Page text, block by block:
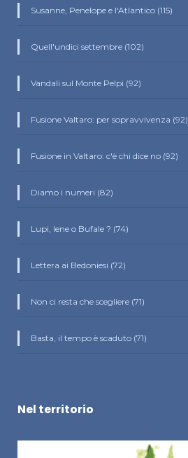
Susanne, Penelope e l'Atlantico (115)
Quell'undici settembre (102)
Vandali sul Monte Pelpi (92)
Fusione Valtaro: per sopravvivenza (92)
Fusione in Valtaro: c'è chi dice no (92)
Diamo i numeri (82)
Lupi, Iene o Bufale ? (74)
Lettera ai Bedoniesi (72)
Non ci resta che scegliere (71)
Basta, il tempo è scaduto (71)
Nel territorio